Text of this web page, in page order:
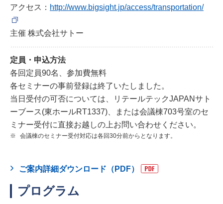
アクセス： http://www.bigsight.jp/access/transportation/
主催 株式会社サトー
定員・申込方法
各回定員90名、参加費無料
各セミナーの事前登録は終了いたしました。
当日受付の可否については、リテールテックJAPANサト
ーブース(東ホールRT1337)、または会議棟703号室のセ
ミナー受付に直接お越しの上お問い合わせください。
※ 会議棟のセミナー受付対応は各回30分前からとなります。
ご案内詳細ダウンロード（PDF）
プログラム